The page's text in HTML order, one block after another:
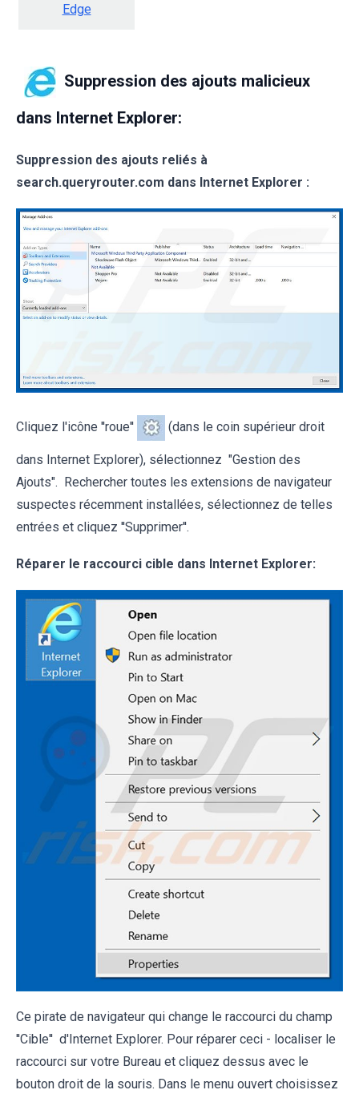
Edge
Suppression des ajouts malicieux
dans Internet Explorer:
Suppression des ajouts reliés à
search.queryrouter.com dans Internet Explorer :
Cliquez l'icône ''roue'' (dans le coin supérieur droit
dans Internet Explorer), sélectionnez "Gestion des
Ajouts". Rechercher toutes les extensions de navigateur
suspectes récemment installées, sélectionnez de telles
entrées et cliquez ''Supprimer''.
Réparer le raccourci cible dans Internet Explorer:
Ce pirate de navigateur qui change le raccourci du champ
''Cible'' d'Internet Explorer. Pour réparer ceci - localiser le
raccourci sur votre Bureau et cliquez dessus avec le
bouton droit de la souris. Dans le menu ouvert choisissez